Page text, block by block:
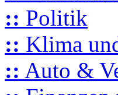
:: Politik
:: Klima
:: Auto &